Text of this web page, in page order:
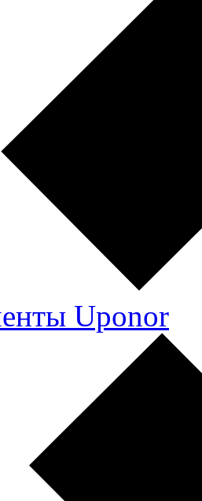
Uponor